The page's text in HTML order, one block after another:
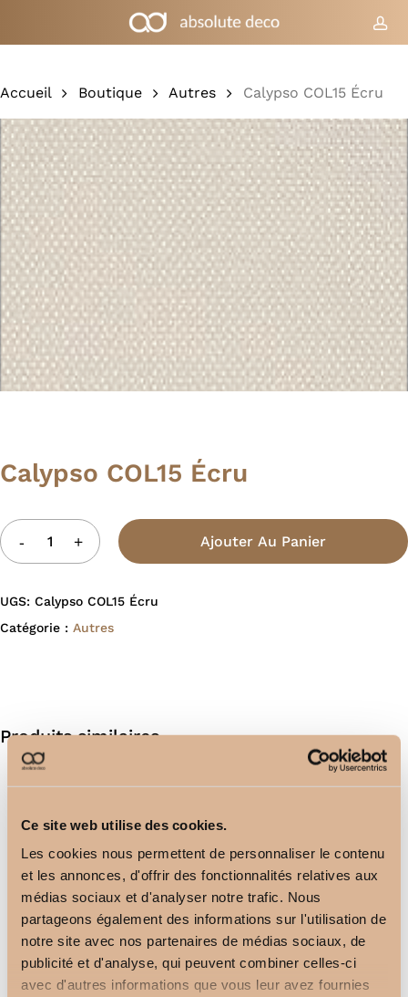
Ce site web utilise des cookies.
Les cookies nous permettent de personnaliser le contenu
et les annonces, d'offrir des fonctionnalités relatives aux
médias sociaux et d'analyser notre trafic. Nous
partageons également des informations sur l'utilisation de
notre site avec nos partenaires de médias sociaux, de
publicité et d'analyse, qui peuvent combiner celles-ci
avec d'autres informations que vous leur avez fournies
Chariot Fermer
Accueil
Boutique Autres Calypso COL15 Écru
Calypso COL15 Écru
Ajouter Au Panier
UGS: Calypso COL15 Écru
Catégorie : Autres
Produits similaires
Support Plafond
20,50 €-22,50€
Support Mural
19,50€- 21,50€